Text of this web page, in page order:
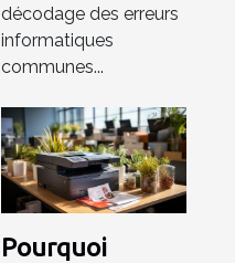
décodage des erreurs
informatiques
communes...
Pourquoi